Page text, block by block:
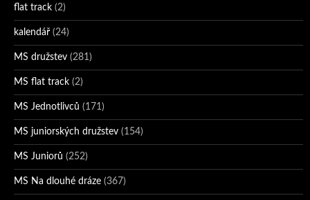
flat track (2)
kalendář (24)
MS družstev (281)
MS flat track (2)
MS Jednotlivců (171)
MS juniorských družstev (154)
MS Juniorů (252)
MS Na dlouhé dráze (367)